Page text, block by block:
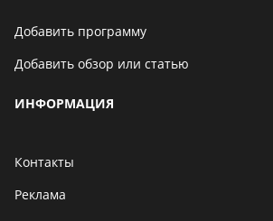
Добавить программу
Добавить обзор или статью
ИНФОРМАЦИЯ
Контакты
Реклама